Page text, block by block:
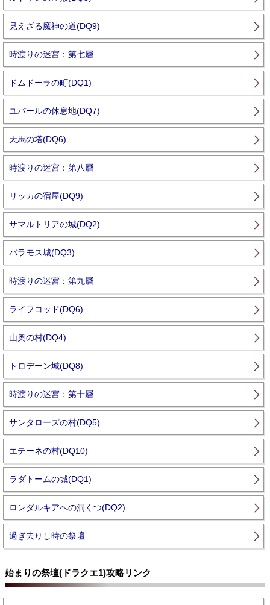
見えざる魔神の道(DQ9)
時渡りの迷宮：第七層
ドムドーラの町(DQ1)
ユバールの休息地(DQ7)
天馬の塔(DQ6)
時渡りの迷宮：第八層
リッカの宿屋(DQ9)
サマルトリアの城(DQ2)
バラモス城(DQ3)
時渡りの迷宮：第九層
ライフコッド(DQ6)
山奥の村(DQ4)
トロデーン城(DQ8)
時渡りの迷宮：第十層
サンタローズの村(DQ5)
エテーネの村(DQ10)
ラダトームの城(DQ1)
ロンダルキアへの洞くつ(DQ2)
過ぎ去りし時の祭壇
始まりの祭壇(ドラクエ1)攻略リンク